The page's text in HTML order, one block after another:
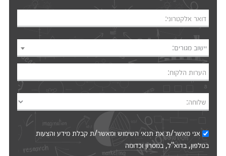
דואר אלקטרוני:
יישוב מגורים:
הערות הלקוח:
שלוחה:
אני מאשר/ת אתתנאי השימושומאשר/ת קבלת מידע והצעות
בטלפון, בדוא"ל, במסרון וכדומה‎‎